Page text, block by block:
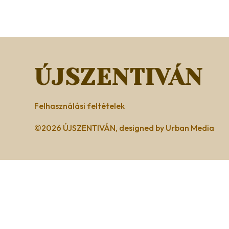
ÚJSZENTIVÁN
Felhasználási feltételek
©2026 ÚJSZENTIVÁN, designed by Urban Media